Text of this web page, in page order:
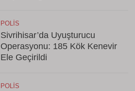
POLIS
Sivrihisar’da Uyuşturucu
Operasyonu: 185 Kök Kenevir
Ele Geçirildi
POLIS